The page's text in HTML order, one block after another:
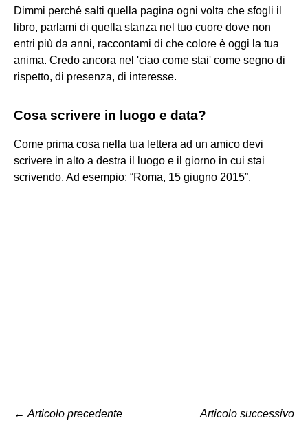
Dimmi perché salti quella pagina ogni volta che sfogli il
libro, parlami di quella stanza nel tuo cuore dove non
entri più da anni, raccontami di che colore è oggi la tua
anima. Credo ancora nel 'ciao come stai' come segno di
rispetto, di presenza, di interesse.
Cosa scrivere in luogo e data?
Come prima cosa nella tua lettera ad un amico devi
scrivere in alto a destra il luogo e il giorno in cui stai
scrivendo. Ad esempio: “Roma, 15 giugno 2015”.
← Articolo precedente
Articolo successivo